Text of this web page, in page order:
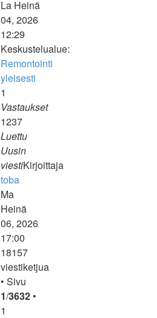
La Heinä
04, 2026
12:29
Keskustelualue:
Remontointi
yleisesti
1
Vastaukset
1237
Luettu
Uusin
viestiKirjoittaja
toba
uusin
viesti
Ma
Heinä
06, 2026
17:00
18157
viestiketjua
• Sivu
1/3632 •
1